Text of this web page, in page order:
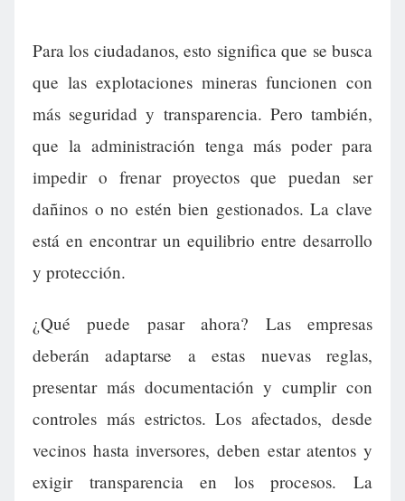
Para los ciudadanos, esto significa que se busca
que las explotaciones mineras funcionen con
más seguridad y transparencia. Pero también,
que la administración tenga más poder para
impedir o frenar proyectos que puedan ser
dañinos o no estén bien gestionados. La clave
está en encontrar un equilibrio entre desarrollo
y protección.
¿Qué puede pasar ahora? Las empresas
deberán adaptarse a estas nuevas reglas,
presentar más documentación y cumplir con
controles más estrictos. Los afectados, desde
vecinos hasta inversores, deben estar atentos y
exigir transparencia en los procesos. La